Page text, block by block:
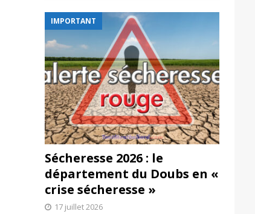
IMPORTANT
Sécheresse 2026 : le
département du Doubs en «
crise sécheresse »
17 juillet 2026